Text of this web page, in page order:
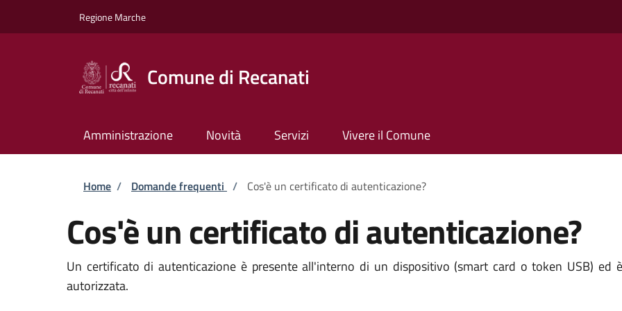
Regione Marche
Comune di Recanati
Amministrazione Novità Servizi Vivere il Comune
Briciole di pane
Home / Domande frequenti / Cos'è un certificato di autenticazione?
Cos'è un certificato di autenticazione?
Un certificato di autenticazione è presente all'interno di un dispositivo (smart card o token USB) ed
autorizzata.